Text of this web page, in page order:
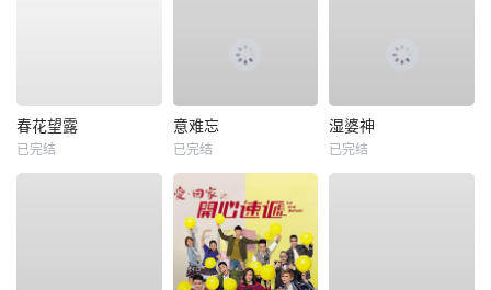
春花望露
已完结
意难忘
已完结
湿婆神
已完结